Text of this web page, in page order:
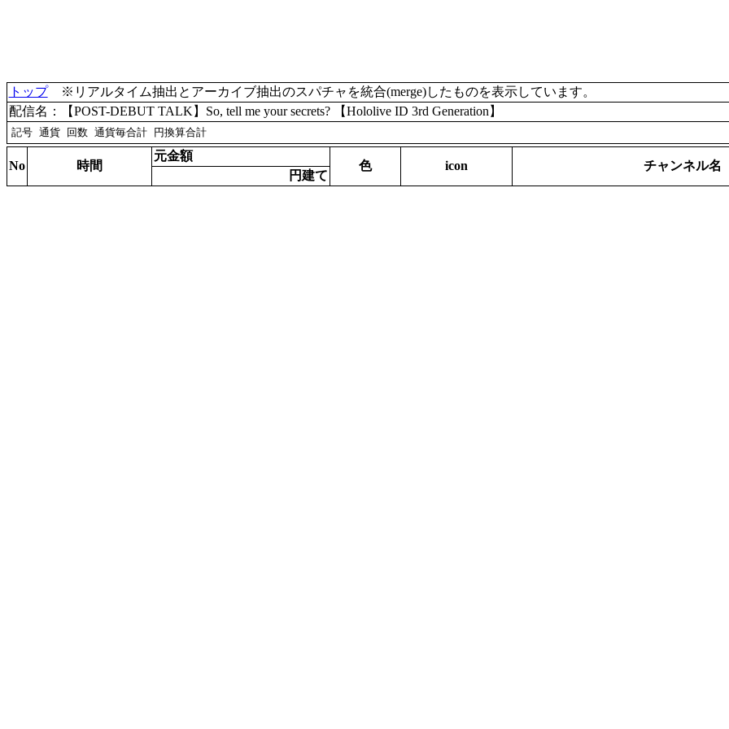
トップ※リアルタイム抽出とアーカイブ抽出のスパチャを統合(merge)したものを表示しています。
配信名：【POST-DEBUT TALK】So, tell me your secrets? 【Hololive ID 3rd Generation】
記号 通貨 回数 通貨毎合計 円換算合計
No 時間
元金額
色 icon チャンネル名
円建て